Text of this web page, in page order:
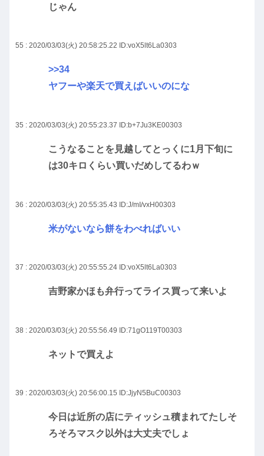
じゃん
55 : 2020/03/03(火) 20:58:25.22 ID:voX5lt6La0303
>>34
ヤフーや楽天で買えばいいのにな
35 : 2020/03/03(火) 20:55:23.37 ID:b+7Ju3KE00303
こうなることを見越してとっくに1月下旬に
は30キロくらい買いだめしてるわｗ
36 : 2020/03/03(火) 20:55:35.43 ID:J/mI/vxH00303
米がないなら餅をわべればいい
37 : 2020/03/03(火) 20:55:55.24 ID:voX5lt6La0303
吉野家かほも弁行ってライス買って来いよ
38 : 2020/03/03(火) 20:55:56.49 ID:71gO119T00303
ネットで買えよ
39 : 2020/03/03(火) 20:56:00.15 ID:JjyN5BuC00303
今日は近所の店にティッシュ積まれてたしそ
ろそろマスク以外は大丈夫でしょ